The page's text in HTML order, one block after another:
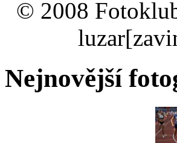
© 2008
luzar
Nejnovější